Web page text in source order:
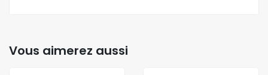
Vous aimerez aussi